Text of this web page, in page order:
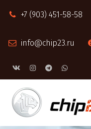
+7 (903) 451-58-58
info@chip23.ru